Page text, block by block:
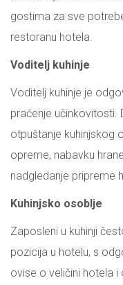
gostima za sve
restoranu hotela.
Voditelj kuhinje
Voditelj kuhinje je
praćenje učinkovitosti.
otpuštanje kuhinjskog
opreme, nabavku
nadgledanje pripreme
Kuhinjsko osoblje
Zaposleni u kuhinji
pozicija u hotelu, s
ovise o veličini hotela i